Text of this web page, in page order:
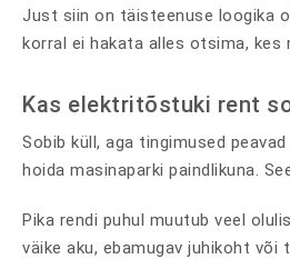
Just siin on täisteenuse loogika
korral ei hakata alles otsima,
Kas elektritõstuki rent
Sobib küll, aga tingimused
hoida masinaparki paindlikuna.
Pika rendi puhul muutub veel
väike aku, ebamugav juhikoht